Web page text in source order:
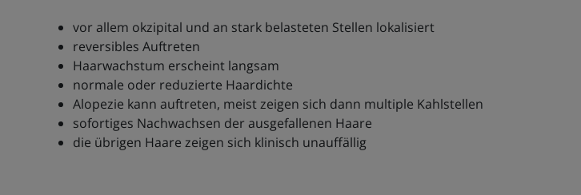
vor allem okzipital und an stark belasteten Stellen lokalisiert
reversibles Auftreten
Haarwachstum erscheint langsam
normale oder reduzierte Haardichte
Alopezie kann auftreten, meist zeigen sich dann multiple Kahlstellen
sofortiges Nachwachsen der ausgefallenen Haare
die übrigen Haare zeigen sich klinisch unauffällig